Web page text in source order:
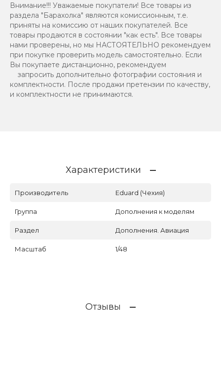
Внимание!!! Уважаемые покупатели! Все товары из
раздела "Барахолка" являются комиссионным, т.е.
приняты на комиссию от наших покупателей. Все
товары продаются в состоянии "как есть". Все товары
нами проверены, но мы НАСТОЯТЕЛЬНО рекомендуем
при покупке проверить модель самостоятельно. Если
Вы покупаете дистанционно, рекомендуем
запросить дополнительно фотографии состояния и
комплектности. После продажи претензии по качеству,
и комплектности не принимаются.
Характеристики
Производитель Eduard (Чехия)
Группа Дополнения к моделям
Раздел Дополнения. Авиация
Масштаб 1/48
Отзывы